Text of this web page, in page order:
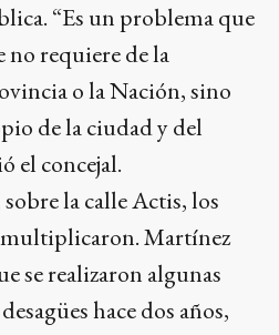
“Es un problema que
no requiere de la
o la Nación, sino
de la ciudad y del
el concejal.
la calle Actis, los
Martínez
se realizaron algunas
hace dos años,